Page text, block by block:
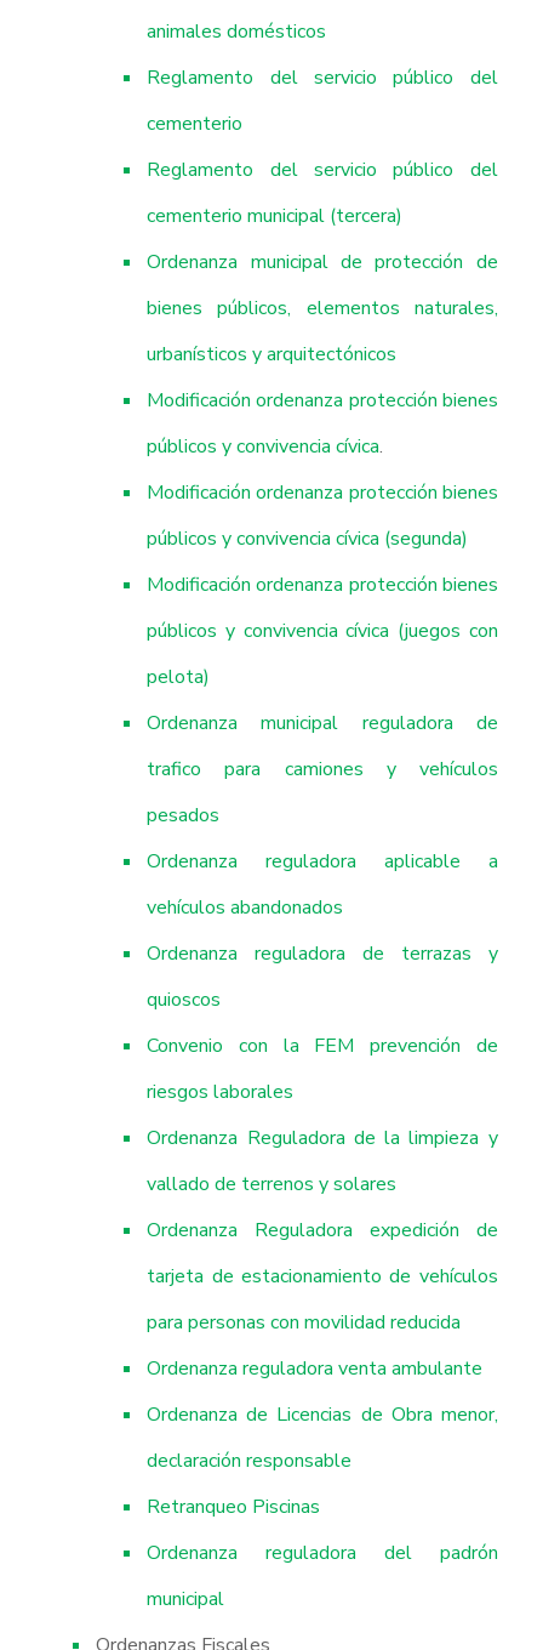
animales domésticos
Reglamento del servicio público del
cementerio
Reglamento del servicio público del
cementerio municipal (tercera)
Ordenanza municipal de protección de
bienes públicos, elementos naturales,
urbanísticos y arquitectónicos
Modificación ordenanza protección bienes
públicos y convivencia cívica.
Modificación ordenanza protección bienes
públicos y convivencia cívica (segunda)
Modificación ordenanza protección bienes
públicos y convivencia cívica (juegos con
pelota)
Ordenanza municipal reguladora de
trafico para camiones y vehículos
pesados
Ordenanza reguladora aplicable a
vehículos abandonados
Ordenanza reguladora de terrazas y
quioscos
Convenio con la FEM prevención de
riesgos laborales
Ordenanza Reguladora de la limpieza y
vallado de terrenos y solares
Ordenanza Reguladora expedición de
tarjeta de estacionamiento de vehículos
para personas con movilidad reducida
Ordenanza reguladora venta ambulante
Ordenanza de Licencias de Obra menor,
declaración responsable
Retranqueo Piscinas
Ordenanza reguladora del padrón
municipal